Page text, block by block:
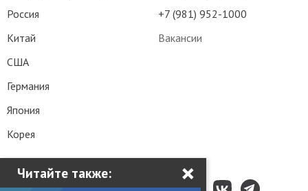
Читайте также: ×
+7 (981) 952-1000
Вакансии
Россия
Китай
США
Германия
Япония
Корея